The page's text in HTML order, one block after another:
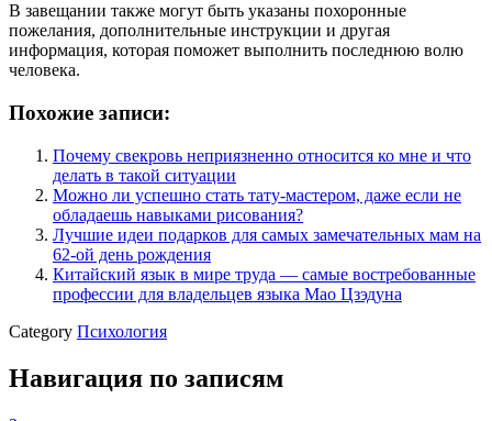
В завещании также могут быть указаны похоронные
пожелания, дополнительные инструкции и другая
информация, которая поможет выполнить последнюю волю
человека.
Похожие записи:
Почему свекровь неприязненно относится ко мне и что
делать в такой ситуации
Можно ли успешно стать тату-мастером, даже если не
обладаешь навыками рисования?
Лучшие идеи подарков для самых замечательных мам на
62-ой день рождения
Китайский язык в мире труда — самые востребованные
профессии для владельцев языка Мао Цзэдуна
Category Психология
Навигация по записям